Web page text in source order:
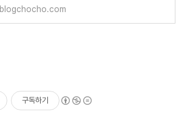
blogchocho.com
구독하기